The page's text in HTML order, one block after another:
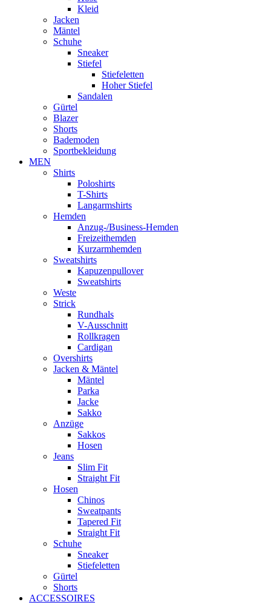
Kleid
Jacken
Mäntel
Schuhe
Sneaker
Stiefel
Stiefeletten
Hoher Stiefel
Sandalen
Gürtel
Blazer
Shorts
Bademoden
Sportbekleidung
MEN
Shirts
Poloshirts
T-Shirts
Langarmshirts
Hemden
Anzug-/Business-Hemden
Freizeithemden
Kurzarmhemden
Sweatshirts
Kapuzenpullover
Sweatshirts
Weste
Strick
Rundhals
V-Ausschnitt
Rollkragen
Cardigan
Overshirts
Jacken & Mäntel
Mäntel
Parka
Jacke
Sakko
Anzüge
Sakkos
Hosen
Jeans
Slim Fit
Straight Fit
Hosen
Chinos
Sweatpants
Tapered Fit
Straight Fit
Schuhe
Sneaker
Stiefeletten
Gürtel
Shorts
ACCESSOIRES